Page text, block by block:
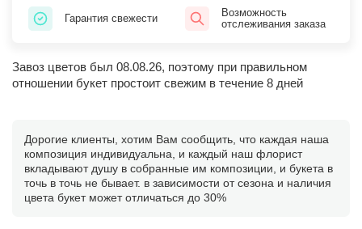
Гарантия свежести
Возможность
отслеживания заказа
Завоз цветов был 08.08.26, поэтому при правильном
отношении букет простоит свежим в течение 8 дней
Дорогие клиенты, хотим Вам сообщить, что каждая наша
композиция индивидуальна, и каждый наш флорист
вкладывают душу в собранные им композиции, и букета в
точь в точь не бывает. в зависимости от сезона и наличия
цвета букет может отличаться до 30%